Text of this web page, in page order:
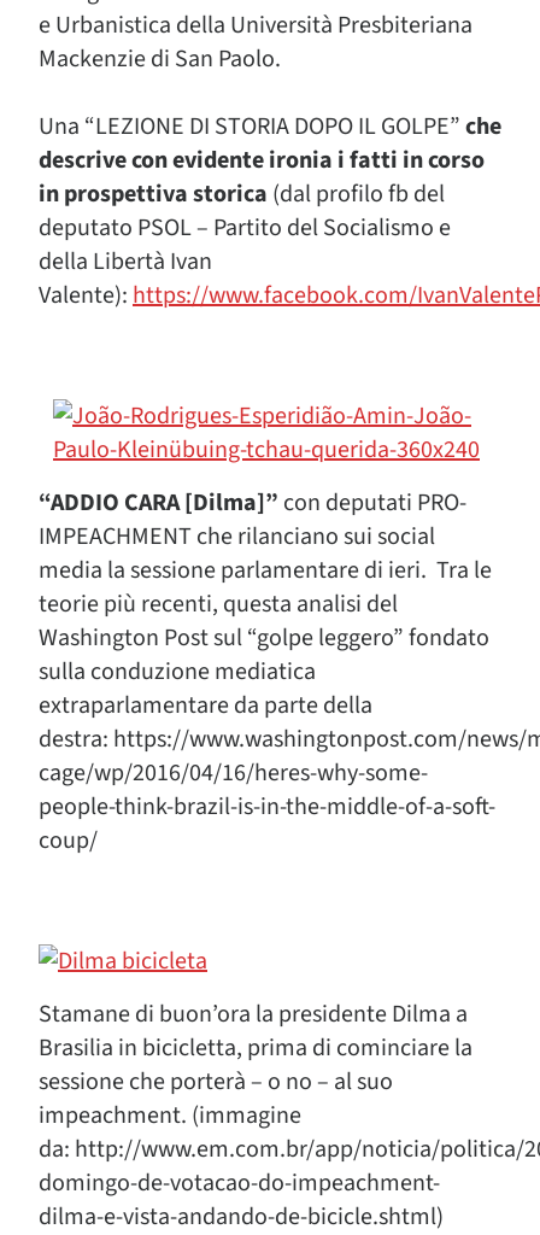
e Urbanistica della Università Presbiteriana
Mackenzie di San Paolo.
Una “LEZIONE DI STORIA DOPO IL GOLPE”che
descrive con evidente ironia i fatti in corso
in prospettiva storica (dal profilo fb del
deputato PSOL – Partito del Socialismo e
della Libertà Ivan
Valente):https://www.facebook.com/
“ADDIO CARA [Dilma]” con deputati PRO-
IMPEACHMENT che rilanciano sui social
media la sessione parlamentare di ieri. Tra le
teorie più recenti, questa analisi del
Washington Post sul “golpe leggero” fondato
sulla conduzione mediatica
extraparlamentare da parte della
destra: https://www.washingtonpost.com/news/
cage/wp/2016/04/16/heres-why-some-
people-think-brazil-is-in-the-middle-of-a-soft-
coup/
Stamane di buon’ora la presidente Dilma a
Brasilia in bicicletta, prima di cominciare la
sessione che porterà – o no – al suo
impeachment. (immagine
da: http://www.em.com.br/app/noticia/politica/
domingo-de-votacao-do-impeachment-
dilma-e-vista-andando-de-bicicle.shtml)